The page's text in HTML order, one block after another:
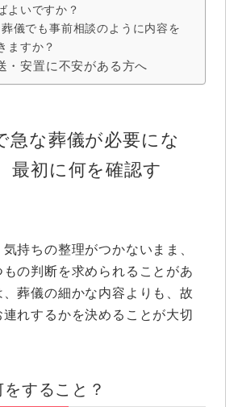
よいですか？
儀でも事前相談のように内容を
ますか？
・安置に不安がある方へ
急な葬儀が必要にな
最初に何を確認す
持ちの整理がつかないまま、
の判断を求められることがあ
、葬儀の細かな内容よりも、故
連れするかを決めることが大切
すること？